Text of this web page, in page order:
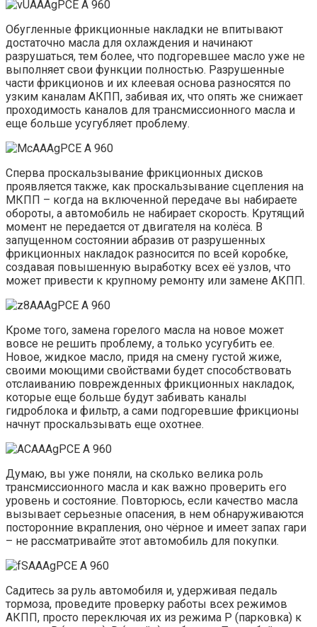
Обугленные фрикционные накладки не впитывают
достаточно масла для охлаждения и начинают
разрушаться, тем более, что подгоревшее масло уже не
выполняет свои функции полностью. Разрушенные
части фрикционов и их клеевая основа разносятся по
узким каналам АКПП, забивая их, что опять же снижает
проходимость каналов для трансмиссионного масла и
еще больше усугубляет проблему.
Сперва проскальзывание фрикционных дисков
проявляется также, как проскальзывание сцепления на
МКПП – когда на включенной передаче вы набираете
обороты, а автомобиль не набирает скорость. Крутящий
момент не передается от двигателя на колёса. В
запущенном состоянии абразив от разрушенных
фрикционных накладок разносится по всей коробке,
создавая повышенную выработку всех её узлов, что
может привести к крупному ремонту или замене АКПП.
Кроме того, замена горелого масла на новое может
вовсе не решить проблему, а только усугубить ее.
Новое, жидкое масло, придя на смену густой жиже,
своими моющими свойствами будет способствовать
отслаиванию поврежденных фрикционных накладок,
которые еще больше будут забивать каналы
гидроблока и фильтр, а сами подгоревшие фрикционы
начнут проскальзывать еще охотнее.
Думаю, вы уже поняли, на сколько велика роль
трансмиссионного масла и как важно проверить его
уровень и состояние. Повторюсь, если качество масла
вызывает серьезные опасения, в нем обнаруживаются
посторонние вкрапления, оно чёрное и имеет запах гари
– не рассматривайте этот автомобиль для покупки.
Садитесь за руль автомобиля и, удерживая педаль
тормоза, проведите проверку работы всех режимов
АКПП, просто переключая их из режима P (парковка) к